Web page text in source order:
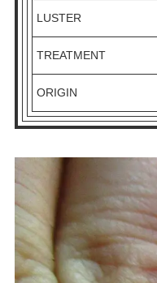
LUSTER
TREATMENT
ORIGIN